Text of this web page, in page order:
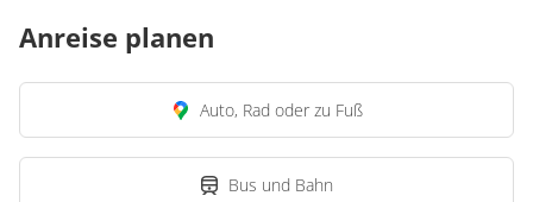
Anreise planen
Auto, Rad oder zu Fuß
Bus und Bahn